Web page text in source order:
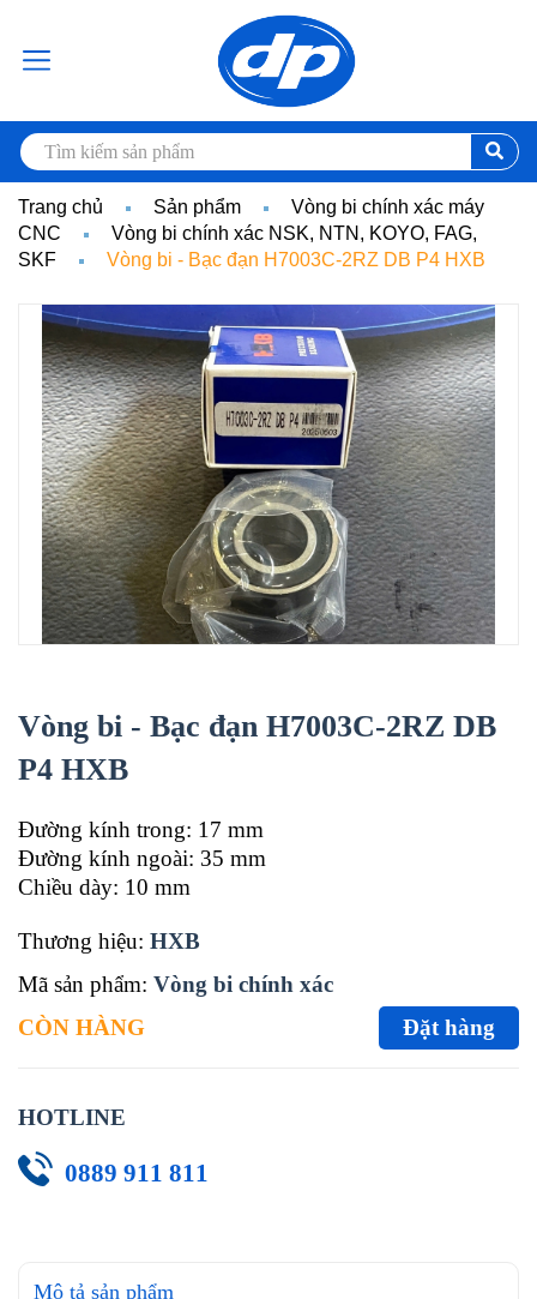
Trang chủ Sản phẩm
Vòng bi chính xác máy
CNC
Vòng bi chính xác NSK, NTN, KOYO, FAG,
SKF
Vòng bi - Bạc đạn H7003C-2RZ DB P4 HXB
Vòng bi - Bạc đạn H7003C-2RZ DB
P4 HXB
Đường kính trong: 17 mm
Đường kính ngoài: 35 mm
Chiều dày: 10 mm
Thương hiệu: HXB
Mã sản phẩm: Vòng bi chính xác
CÒN HÀNG
Đặt hàng
HOTLINE
0889 911 811
Mô tả sản phẩm